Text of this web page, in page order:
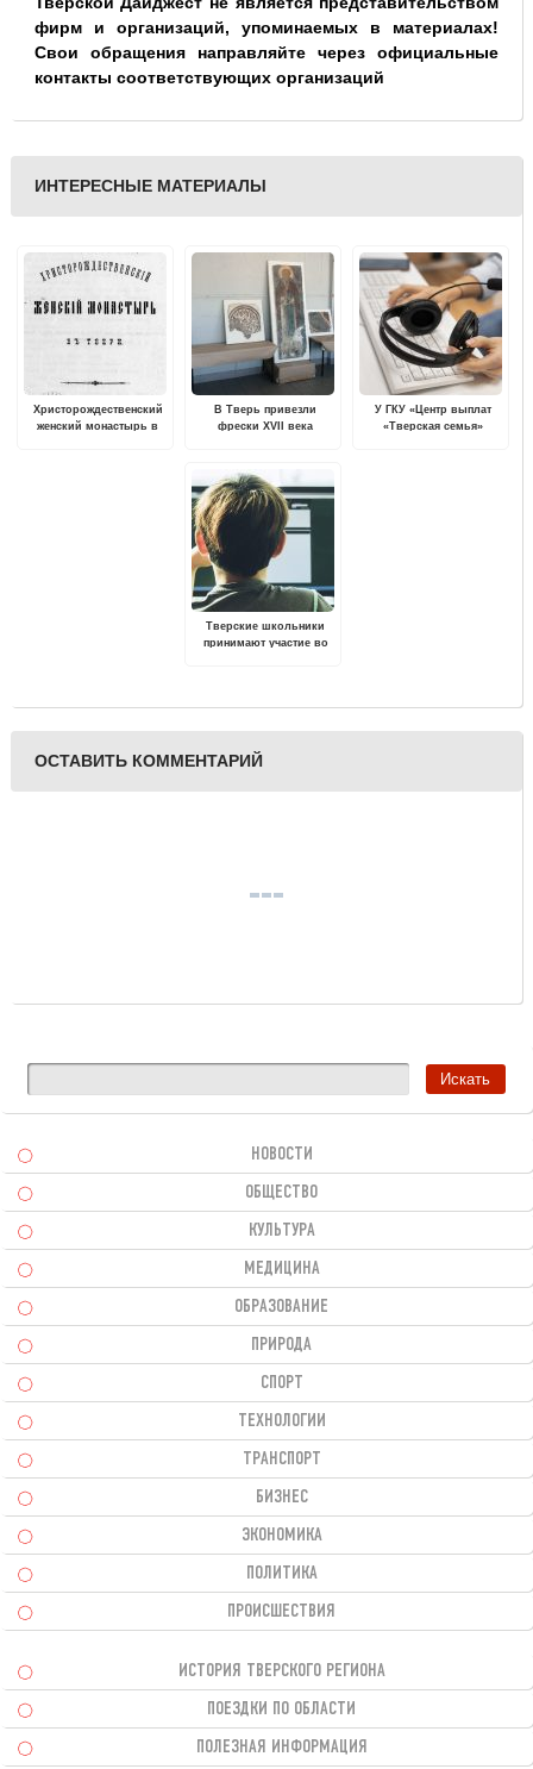
фирм и организаций, упоминаемых в материалах!
Свои обращения направляйте через официальные
контакты соответствующих организаций
ИНТЕРЕСНЫЕ МАТЕРИАЛЫ
Христорождественский
женский монастырь в
В Тверь привезли
фрески XVII века
У ГКУ «Центр выплат
«Тверская семья»
Тверские школьники
принимают участие во
ОСТАВИТЬ КОММЕНТАРИЙ
НОВОСТИ
ОБЩЕСТВО
КУЛЬТУРА
МЕДИЦИНА
ОБРАЗОВАНИЕ
ПРИРОДА
СПОРТ
ТЕХНОЛОГИИ
ТРАНСПОРТ
БИЗНЕС
ЭКОНОМИКА
ПОЛИТИКА
ПРОИСШЕСТВИЯ
ИСТОРИЯ ТВЕРСКОГО РЕГИОНА
ПОЕЗДКИ ПО ОБЛАСТИ
ПОЛЕЗНАЯ ИНФОРМАЦИЯ